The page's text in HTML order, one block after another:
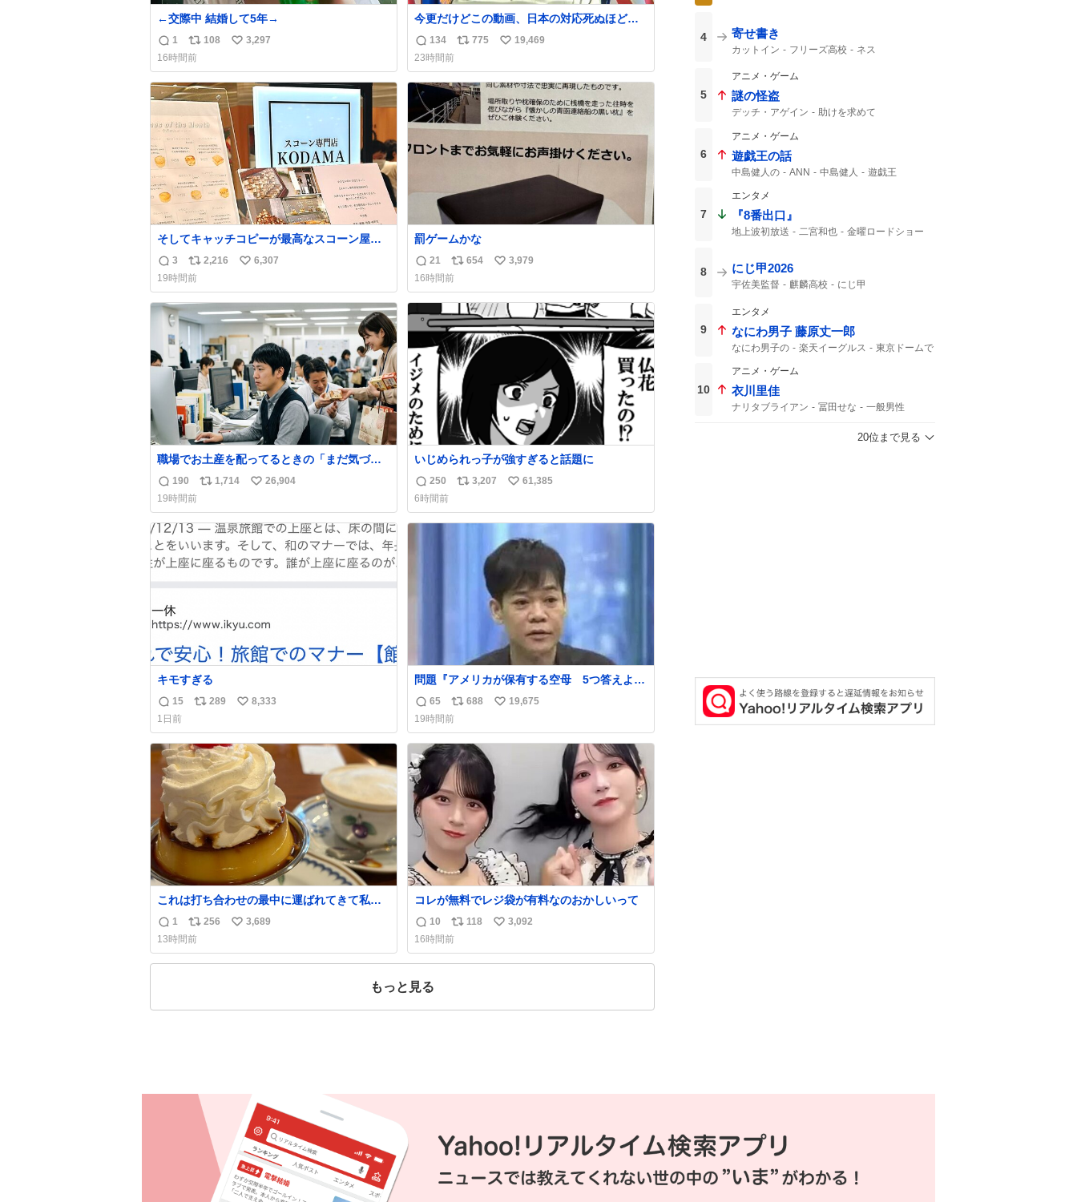
←交際中 結婚して5年→
返
信
数
1
リ
ポ
ス
ト
108
い
ね
数
3,297
16時間前
今更だけどこの動画、日本の対応死ぬほど京
都でおもしろい。 なんなら敬語で丁寧に煽り
まくってるの好き。笑
返
信
数
134
リ
ス
ト
数
775
い
ね
数
19,469
23時間前
そしてキャッチコピーが最高なスコーン屋さ
んを見つけてしまったので思わず買い込んで
しまった。スコーンなんてパッサパサなほど
ええですからね。
返
信
数
3
リ
ポ
ス
ト
数
2,216
い
ね
数
6,307
19時間前
罰ゲームかな
返
信
数
21
リ
ポ
ス
ト
数
654
い
ね
数
3,979
16時間前
職場でお土産を配ってるときの「まだ気づい
てませんよ」的な演技が毎回シンドい。
返
信
数
190
リ
ス
ト
数
1,714
い
ね
数
26,904
19時間前
いじめられっ子が強すぎると話題に
返
信
数
250
リ
ス
3,207
い
ね
数
61,385
6時間前
キモすぎる
返
信
数
15
リ
ス
ト
数
289
い
ね
数
8,333
1日前
問題『アメリカが保有する空母 5つ答えよ』
名倉「ホンマごめん、日本」
返
信
数
65
リ
ポ
ス
ト
数
688
い
ね
19,675
19時間前
これは打ち合わせの最中に運ばれてきて私の
理性を根こそぎ奪い去ったプリンの写真で
す。
返
信
数
1
リ
ポ
ス
256
い
ね
3,689
13時間前
コレが無料でレジ袋が有料なのおかしいって
返
信
数
10
リ
ポ
ス
118
い
ね
3,092
16時間前
もっと見る
4 寄せ書き
カットイン フリーズ高校 ネス
5
アニメ・ゲーム
謎の怪盗
デッチ・アゲイン
助けを求めて
8時30分から
6
アニメ・ゲーム
遊戯王の話
中島健人の ANN 中島健人 遊戯王
7
エンタメ
『8番出口』
地上波初放送 二宮和也
金曜ロードショー
8 にじ甲2026
宇佐美監督 麒麟高校 にじ甲
9
エンタメ
なにわ男子 藤原丈一郎
なにわ男子の 楽天イーグルス 東京ドームで
10
アニメ・ゲーム
衣川里佳
ナリタブライアン 冨田せな
一般男性
20位まで見る